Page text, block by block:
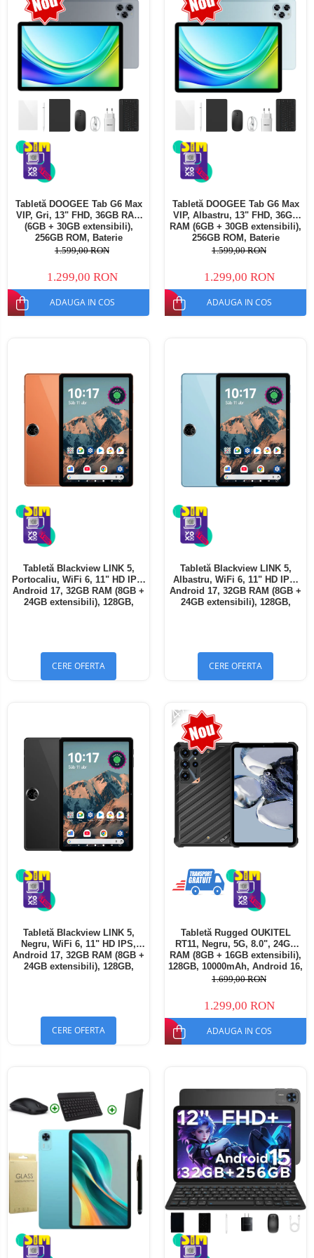
Telefoane mobile Ulefone
Telefoane mobile Unihertz
Telefoane mobile Cubot
Telefoane mobile Blackview
Telefoane mobile OSCAL
Telefoane mobile Fossibot
Telefoane mobile Lagenio
Telefoane mobile Samsung
Telefoane mobile iSEN
Telefoane mobile HUAWEI
Telefoane mobile iHunt
Telefoane mobile Xiaomi
Telefoane mobile Realme
Telefoane mobile ZTE Nubia
Tabletă DOOGEE Tab G6 Max
VIP, Gri, 13" FHD, 36GB RAM
(6GB + 30GB extensibili),
256GB ROM, Baterie
10800mAh, Android, Wi-Fi
1.599,00 RON
1.299,00 RON
ADAUGA IN COS
Tabletă DOOGEE Tab G6 Max
VIP, Albastru, 13" FHD, 36GB
RAM (6GB + 30GB extensibili),
256GB ROM, Baterie
10800mAh, Android, Wi-Fi
1.599,00 RON
1.299,00 RON
ADAUGA IN COS
Tabletă Blackview LINK 5,
Portocaliu, WiFi 6, 11" HD IPS,
Android 17, 32GB RAM (8GB +
24GB extensibili), 128GB,
CERE OFERTA
Tabletă Blackview LINK 5,
Albastru, WiFi 6, 11" HD IPS,
Android 17, 32GB RAM (8GB +
24GB extensibili), 128GB,
CERE OFERTA
Tabletă Blackview LINK 5,
Negru, WiFi 6, 11" HD IPS,
Android 17, 32GB RAM (8GB +
24GB extensibili), 128GB,
CERE OFERTA
-24%
Tabletă Rugged OUKITEL
RT11, Negru, 5G, 8.0", 24GB
RAM (8GB + 16GB extensibili),
128GB, 10000mAh, Android 16,
Cameră 16MP AI, Dock
1.699,00 RON
1.299,00 RON
ADAUGA IN COS